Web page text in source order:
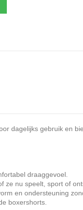
dagelijks gebruik en
draaggevoel.
ze nu speelt, sport of
en ondersteuning
boxershorts.